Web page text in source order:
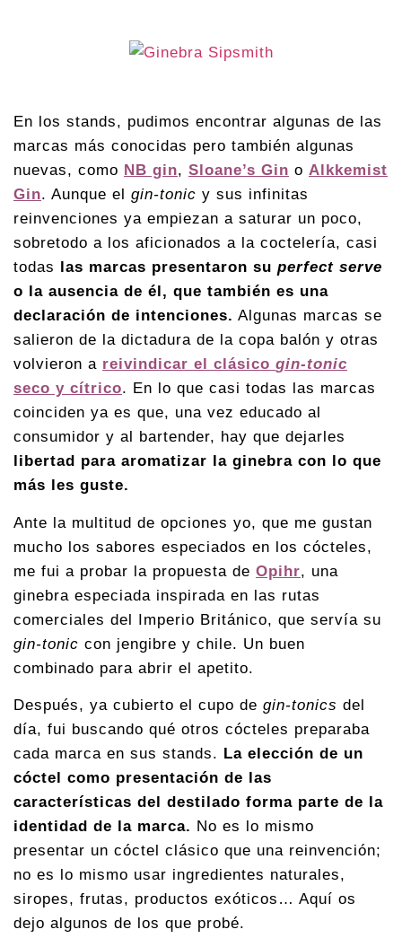
En los stands, pudimos encontrar algunas de las
marcas más conocidas pero también algunas
nuevas, como NB gin, Sloane’s Gin o Alkkemist
Gin. Aunque el gin-tonic y sus infinitas
reinvenciones ya empiezan a saturar un poco,
sobretodo a los aficionados a la coctelería, casi
todas
las marcas presentaron su perfect serve
o la ausencia de él, que también es una
declaración de intenciones. Algunas marcas se
salieron de la dictadura de la copa balón y otras
volvieron a reivindicar el clásico gin-tonic
seco y cítrico. En lo que casi todas las marcas
coinciden ya es que, una vez educado al
consumidor y al bartender, hay que dejarles
libertad para aromatizar la ginebra con lo que
más les guste.
Ante la multitud de opciones yo, que me gustan
mucho los sabores especiados en los cócteles,
me fui a probar la propuesta de Opihr, una
ginebra especiada inspirada en las rutas
comerciales del Imperio Británico, que servía su
gin-tonic con jengibre y chile. Un buen
combinado para abrir el apetito.
Después, ya cubierto el cupo de gin-tonics del
día, fui buscando qué otros cócteles preparaba
cada marca en sus stands. La elección de un
cóctel como presentación de las
características del destilado forma parte de la
identidad de la marca. No es lo mismo
presentar un cóctel clásico que una reinvención;
no es lo mismo usar ingredientes naturales,
siropes, frutas, productos exóticos… Aquí os
dejo algunos de los que probé.